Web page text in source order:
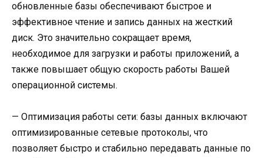
обновленные базы обеспечивают быстрое и
эффективное чтение и запись данных на жесткий
диск. Это значительно сокращает время,
необходимое для загрузки и работы приложений, а
также повышает общую скорость работы Вашей
операционной системы.
— Оптимизация работы сети: базы данных включают
оптимизированные сетевые протоколы, что
позволяет быстро и стабильно передавать данные по